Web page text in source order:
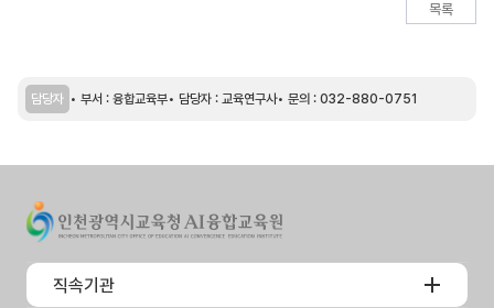
목록
담당자 부서 : 융합교육부 담당자 : 교육연구사 문의 : 032-880-0751
직속기관